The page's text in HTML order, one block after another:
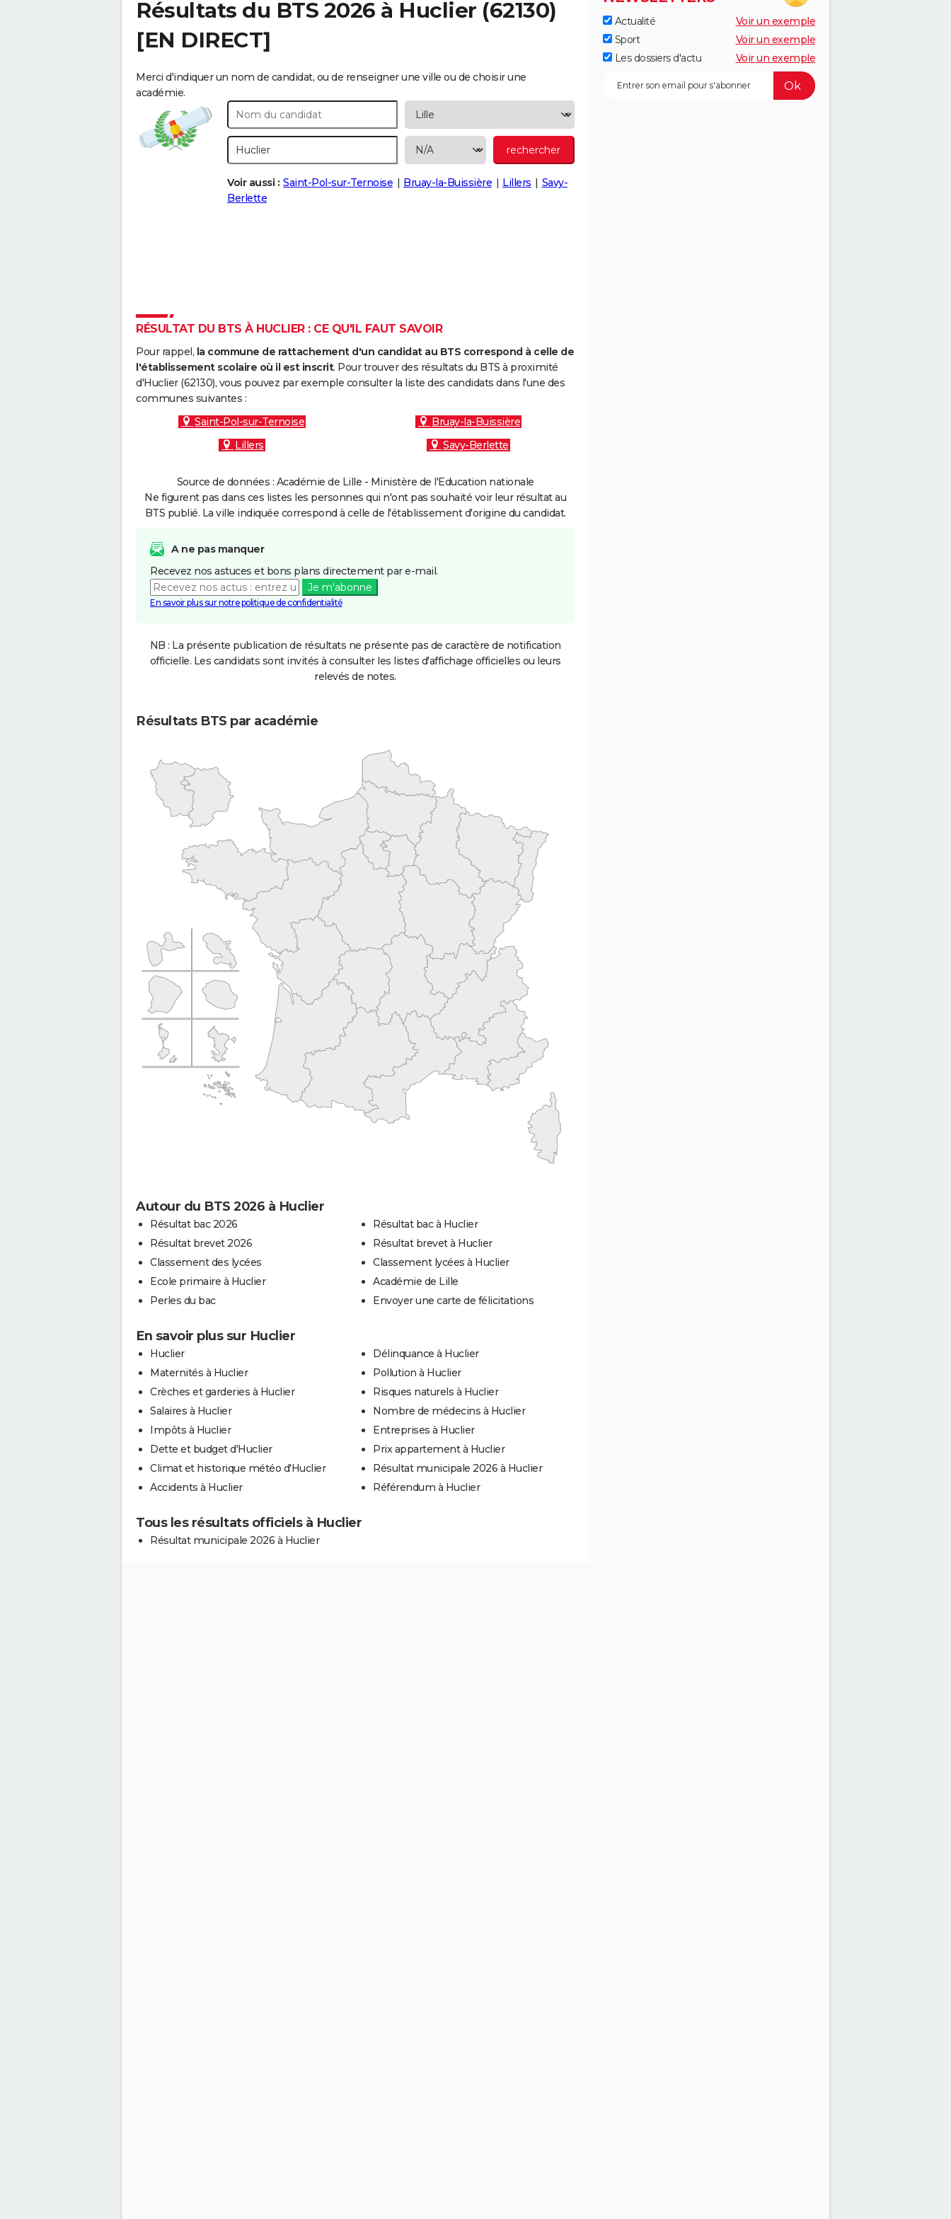
Résultats du BTS 2026 à Huclier (62130)
[EN DIRECT]
Merci d'indiquer un nom de candidat, ou de renseigner une ville ou de choisir une
académie.
Voir aussi : Saint-Pol-sur-Ternoise Bruay-la-Buissière Lillers
Savy-
Berlette
RÉSULTAT DU BTS À HUCLIER : CE QU'IL FAUT SAVOIR
Pour rappel, la commune de rattachement d'un candidat au BTS correspond à celle de
l'établissement scolaire où il est inscrit. Pour trouver des résultats du BTS à proximité
d'Huclier (62130), vous pouvez par exemple consulter la liste des candidats dans l'une des
communes suivantes :
Saint-Pol-sur-Ternoise
Bruay-la-Buissière
Lillers
Savy-Berlette
Source de données : Académie de Lille - Ministère de l'Education nationale
Ne figurent pas dans ces listes les personnes qui n'ont pas souhaité voir leur résultat au
BTS publié. La ville indiquée correspond à celle de l'établissement d'origine du candidat.
A ne pas manquer
Recevez nos astuces et bons plans directement par e-mail.
Je m'abonne
En savoir plus sur notre politique de confidentialité
NB : La présente publication de résultats ne présente pas de caractère de notification
officielle. Les candidats sont invités à consulter les listes d'affichage officielles ou leurs
relevés de notes.
Résultats BTS par académie
Autour du BTS 2026 à Huclier
Résultat bac 2026
Résultat brevet 2026
Classement des lycées
Ecole primaire à Huclier
Perles du bac
Résultat bac à Huclier
Résultat brevet à Huclier
Classement lycées à Huclier
Académie de Lille
Envoyer une carte de félicitations
En savoir plus sur Huclier
Huclier
Maternités à Huclier
Crèches et garderies à Huclier
Salaires à Huclier
Impôts à Huclier
Dette et budget d'Huclier
Climat et historique météo d'Huclier
Accidents à Huclier
Délinquance à Huclier
Pollution à Huclier
Risques naturels à Huclier
Nombre de médecins à Huclier
Entreprises à Huclier
Prix appartement à Huclier
Résultat municipale 2026 à Huclier
Référendum à Huclier
Tous les résultats officiels à Huclier
Résultat municipale 2026 à Huclier
Actualité
Voir un exemple
Sport
Voir un exemple
Les dossiers d'actu
Voir un exemple